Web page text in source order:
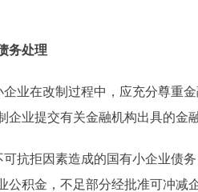
务处理
在改制过程中，应充分尊重金
企业提交有关金融机构出具的金
拒因素造成的国有小企业债务
公积金，不足部分经批准可冲减